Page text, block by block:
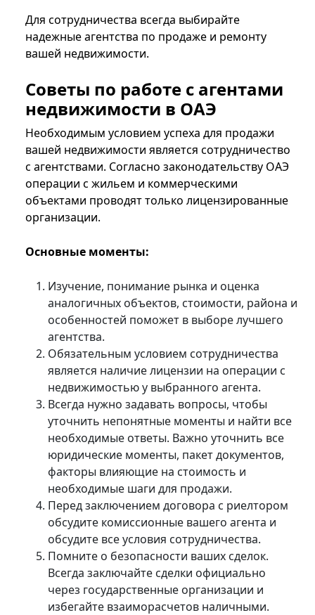
Для сотрудничества всегда выбирайте
надежные агентства по продаже и ремонту
вашей недвижимости.
Советы по работе с агентами
недвижимости в ОАЭ
Необходимым условием успеха для продажи
вашей недвижимости является сотрудничество
с агентствами. Согласно законодательству ОАЭ
операции с жильем и коммерческими
объектами проводят только лицензированные
организации.
Основные моменты:
Изучение, понимание рынка и оценка
аналогичных объектов, стоимости, района и
особенностей поможет в выборе лучшего
агентства.
Обязательным условием сотрудничества
является наличие лицензии на операции с
недвижимостью у выбранного агента.
Всегда нужно задавать вопросы, чтобы
уточнить непонятные моменты и найти все
необходимые ответы. Важно уточнить все
юридические моменты, пакет документов,
факторы влияющие на стоимость и
необходимые шаги для продажи.
Перед заключением договора с риелтором
обсудите комиссионные вашего агента и
обсудите все условия сотрудничества.
Помните о безопасности ваших сделок.
Всегда заключайте сделки официально
через государственные организации и
избегайте взаиморасчетов наличными.